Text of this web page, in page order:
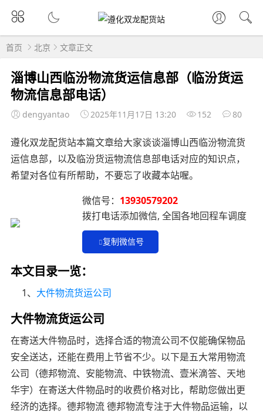
首页 北京 文章正文
淄博山西临汾物流货运信息部（临汾货运
物流信息部电话）
dengyantao 2025年11月17日 13:20 152 80
遵化双龙配货站本篇文章给大家谈谈淄博山西临汾物流货
运信息部，以及临汾货运物流信息部电话对应的知识点，
希望对各位有所帮助，不要忘了收藏本站喔。
微信号： 13930579202
拨打电话添加微信, 全国各地回程车调度
复制微信号
本文目录一览：
1、 大件物流货运公司
大件物流货运公司
在寄送大件物品时，选择合适的物流公司不仅能确保物品
安全送达，还能在费用上节省不少。以下是五大常用物流
公司（德邦物流、安能物流、中铁物流、壹米滴答、天地
华宇）在寄送大件物品时的收费价格对比，帮助您做出更
经济的选择。德邦物流 德邦物流专注于大件物品运输，以